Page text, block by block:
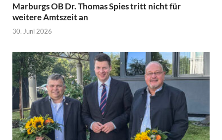
Marburgs OB Dr. Thomas Spies tritt nicht für
weitere Amtszeit an
30. Juni 2026